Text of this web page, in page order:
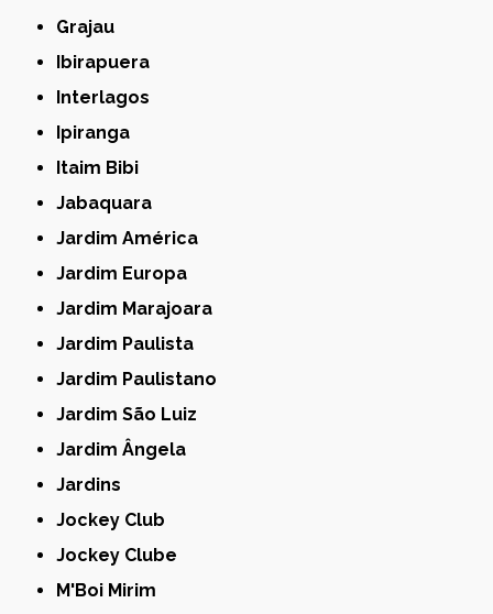
Grajau
Ibirapuera
Interlagos
Ipiranga
Itaim Bibi
Jabaquara
Jardim América
Jardim Europa
Jardim Marajoara
Jardim Paulista
Jardim Paulistano
Jardim São Luiz
Jardim Ângela
Jardins
Jockey Club
Jockey Clube
M'Boi Mirim